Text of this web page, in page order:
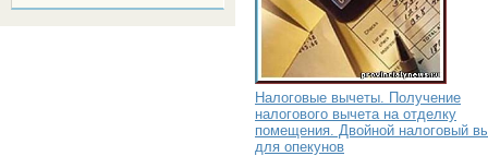
Налоговые вычеты. Получение
налогового вычета на отделку
помещения. Двойной налоговый
для опекунов